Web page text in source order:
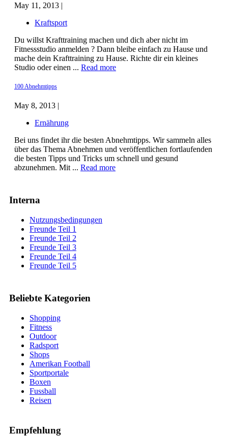
Beliebte Kategorien
Shopping
Fitness
Outdoor
Radsport
Shops
Amerikan Football
Sportportale
Boxen
Fussball
Reisen
Empfehlung
May 11, 2013 |
Kraftsport
Du willst Krafttraining machen und dich aber nicht im
Fitnessstudio anmelden ? Dann bleibe einfach zu Hause und
mache dein Krafttraining zu Hause. Richte dir ein kleines
Studio oder einen ... Read more
100 Abnehmtipps
May 8, 2013 |
Ernährung
Bei uns findet ihr die besten Abnehmtipps. Wir sammeln alles
über das Thema Abnehmen und veröffentlichen fortlaufenden
die besten Tipps und Tricks um schnell und gesund
abzunehmen. Mit ... Read more
Interna
Nutzungsbedingungen
Freunde Teil 1
Freunde Teil 2
Freunde Teil 3
Freunde Teil 4
Freunde Teil 5